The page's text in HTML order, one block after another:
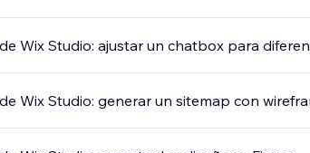
Wix Studio: ajustar un chatbox para
Wix Studio: generar un sitemap con